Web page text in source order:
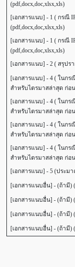
(pdf,docx,doc,xlsx,xls)
[เอกสารแนบ] - 1 ( กรณี
(pdf,docx,doc,xlsx,xls)
[เอกสารแนบ] - 1 ( กรณี
(pdf,docx,doc,xlsx,xls)
[เอกสารแนบ] - 2 ( สรุปร
[เอกสารแนบ] - 4 ( ในกร
สำหรับไตรมาสล่าสุด ก่อ
[เอกสารแนบ] - 4 ( ในกร
สำหรับไตรมาสล่าสุด ก่อ
[เอกสารแนบ] - 4 ( ในกร
สำหรับไตรมาสล่าสุด ก่อ
[เอกสารแนบ] - 4 ( ในกร
สำหรับไตรมาสล่าสุด ก่อ
[เอกสารแนบ] - 5 (ประม
[เอกสารแนบอื่น] - (ถ้ามี)
[เอกสารแนบอื่น] - (ถ้ามี)
[เอกสารแนบอื่น] - (ถ้ามี)
[เอกสารแนบอื่น] - (ถ้ามี)